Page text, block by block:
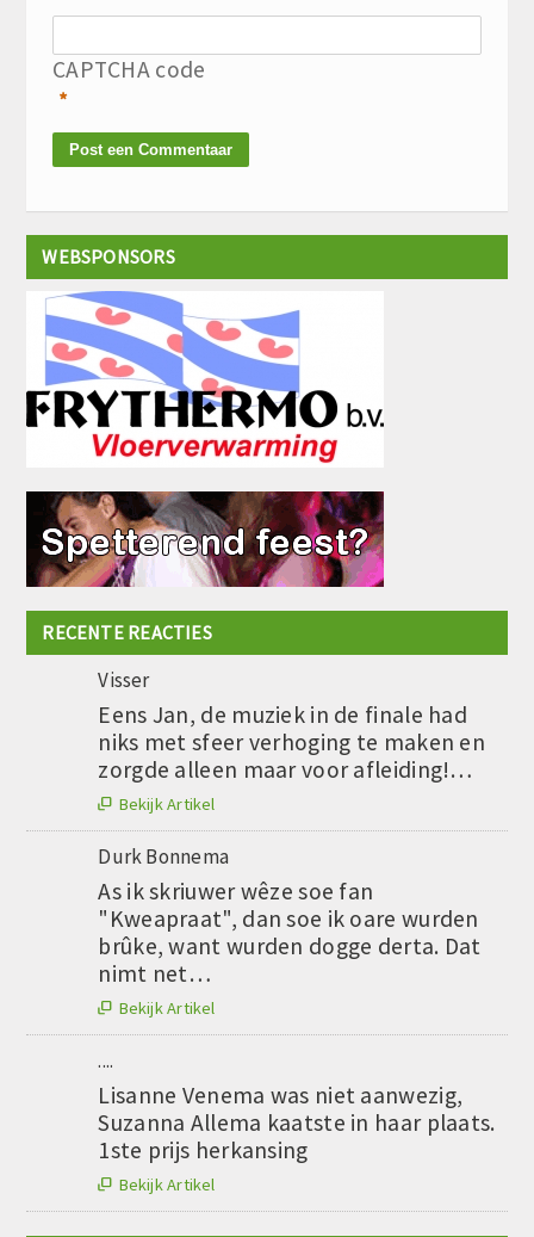
CAPTCHA code
*
WEBSPONSORS
RECENTE REACTIES
Visser
Eens Jan, de muziek in de finale had
niks met sfeer verhoging te maken en
zorgde alleen maar voor afleiding!…
 Bekijk Artikel
Durk Bonnema
As ik skriuwer wêze soe fan
"Kweapraat", dan soe ik oare wurden
brûke, want wurden dogge derta. Dat
nimt net…
 Bekijk Artikel
....
Lisanne Venema was niet aanwezig,
Suzanna Allema kaatste in haar plaats.
1ste prijs herkansing
 Bekijk Artikel